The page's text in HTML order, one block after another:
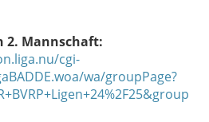
2. Mannschaft:
cgi-
wa/groupPage?